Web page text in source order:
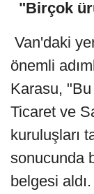
"Birçok
Van'daki
önemli
Karasu, "Bu
Ticaret ve
kuruluşları
sonucunda
belgesi